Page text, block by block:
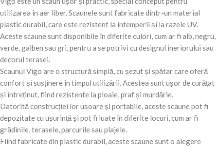
utilizarea în aer liber. Scaunele sunt fabricate dintr-un material
plastic durabil, care este rezistent la intemperii și la razele UV.
Aceste scaune sunt disponibile în diferite culori, cum ar fi alb, negru,
verde, galben sau gri, pentru a se potrivi cu designul ineriorului sau
decorul terasei.
Scaunul Vigo are o structură simplă, cu șezut și spătar care oferă
confort și susținere în timpul utilizării. Acestea sunt ușor de curățat
și întreținut, fiind rezistente la ploaie, praf și murdărie.
Datorită construcției lor ușoare și portabile, aceste scaune pot fi
depozitate cu ușurință și pot fi luate în diferite locuri, cum ar fi
grădinile, terasele, parcurile sau plajele.
Fiind fabricate din plastic durabil, aceste scaune sunt o alegere